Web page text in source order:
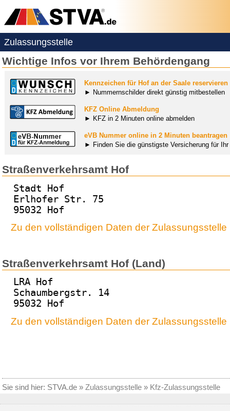
Zulassungsstelle
Wichtige Infos vor Ihrem Behördengang
Kennzeichen für Hof an der Saale reservieren
► Nummernschilder direkt günstig mitbestellen
KFZ Online Abmeldung
► KFZ in 2 Minuten online abmelden
eVB Nummer online in 2 Minuten beantragen
► Finden Sie die günstigste Versicherung für
Straßenverkehrsamt Hof
Stadt Hof
Erlhofer Str. 75
95032 Hof
Zu den vollständigen Daten der Zulassungsstelle
Straßenverkehrsamt Hof (Land)
LRA Hof
Schaumbergstr. 14
95032 Hof
Zu den vollständigen Daten der Zulassungsstelle
Sie sind hier: STVA.de » Zulassungsstelle » Kfz-Zulassungsstelle